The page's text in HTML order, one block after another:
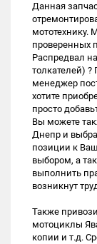
Данная
мототехнику.
проверенных
Распредвал
толкателей) ?
менеджер
хотите
просто
Вы можете
Днепр и
позиции к
выбором, а
выполнить
возникнут
Также
мотоциклы
копии и т.д.